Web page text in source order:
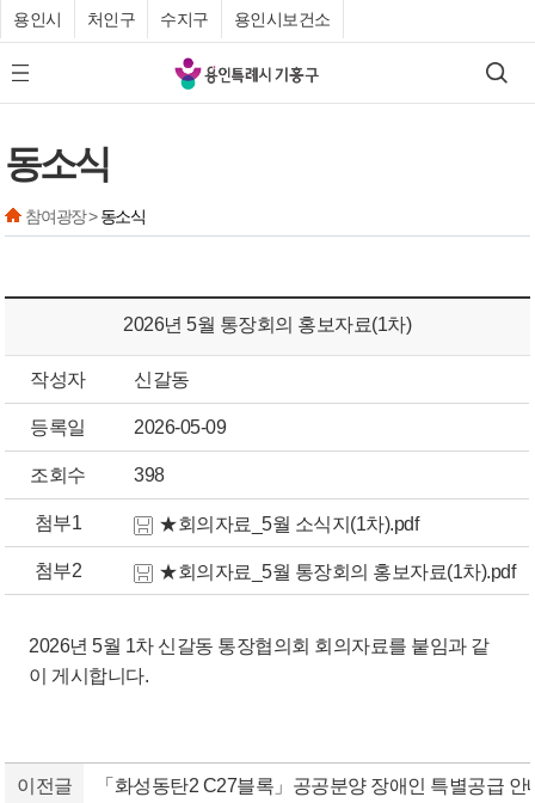
용인시 처인구 수지구 용인시보건소
모바일 메뉴 버튼
기
흥
검색
동소식
참여광장 >동소식
2026년 5월 통장회의 홍보자료(1차)
작성자 신갈동
등록일 2026-05-09
조회수 398
첨부1 ★회의자료_5월 소식지(1차).pdf
첨부2 ★회의자료_5월 통장회의 홍보자료(1차).pdf
2026년 5월 1차 신갈동 통장협의회 회의자료를 붙임과 같
이 게시합니다.
이전글 「화성동탄2 C27블록」공공분양 장애인 특별공급 안